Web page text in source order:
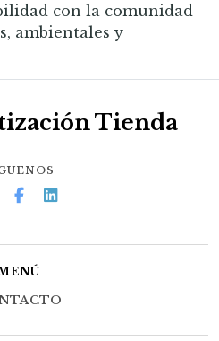
con la comunidad
ambientales y
Tienda